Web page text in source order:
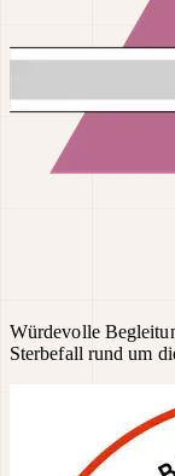
Würdevolle
Sterbefall rund um